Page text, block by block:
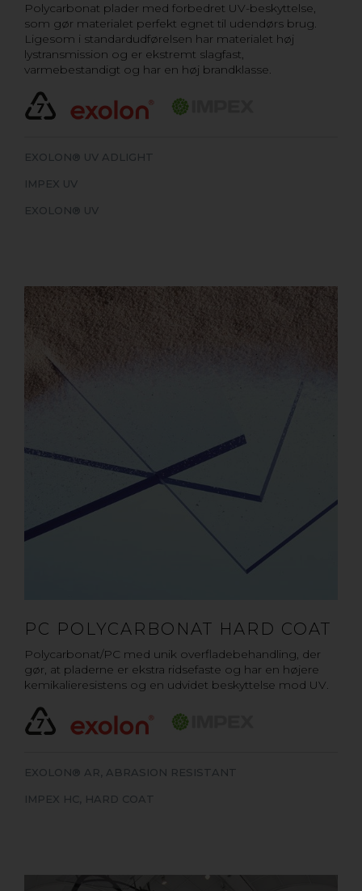
Polycarbonat plader med forbedret UV-beskyttelse,
som gør materialet perfekt egnet til udendørs brug.
Ligesom i standardudførelsen har materialet høj
lystransmission og er ekstremt slagfast,
varmebestandigt og har en høj brandklasse.
EXOLON® UV ADLIGHT
IMPEX UV
EXOLON® UV
PC POLYCARBONAT HARD COAT
Polycarbonat/PC med unik overfladebehandling, der
gør, at pladerne er ekstra ridsefaste og har en højere
kemikalieresistens og en udvidet beskyttelse mod UV.
EXOLON® AR, ABRASION RESISTANT
IMPEX HC, HARD COAT